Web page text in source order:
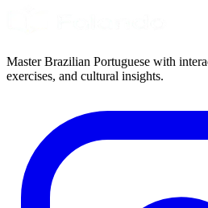
Master Brazilian Portuguese with
exercises, and cultural insights.